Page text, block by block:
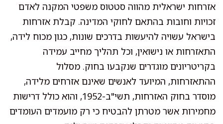
אזרחות ישראלית מהווה סטטוס משפטי המקנה לאדם
זכויות וחובות בהתאם לחוקי המדינה. קבלת אזרחות
בישראל עשויה להיעשות בדרכים שונות, כגון מכוח לידה,
התאזרחות או נישואין, וכל תהליך מחייב עמידה
בקריטריונים מוגדרים שנקבעו בחוק. מסלול
ההתאזרחות, המיועד לאנשים שאינם אזרחים מלידה,
מוסדר בחוק האזרחות, תשי"ב-1952, והוא כולל דרישות
מחמירות אשר מטרתן להבטיח כי רק מועמדים העומדים